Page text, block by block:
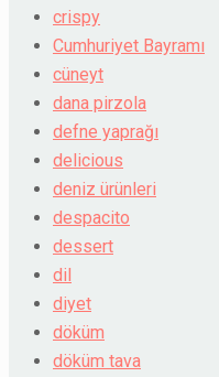
crispy
Cumhuriyet Bayramı
cüneyt
dana pirzola
defne yaprağı
delicious
deniz ürünleri
despacito
dessert
dil
diyet
döküm
döküm tava